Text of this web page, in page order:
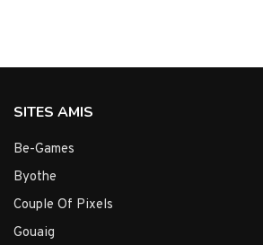
SITES AMIS
Be-Games
Byothe
Couple Of Pixels
Gouaig